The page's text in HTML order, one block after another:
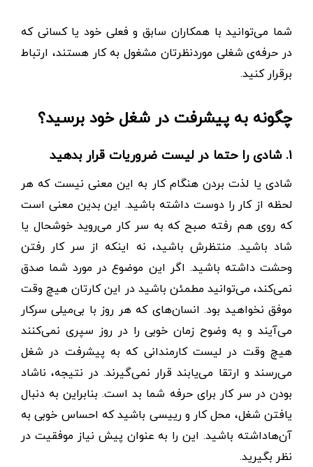
شما می‌توانید با همکاران سابق و فعلی خود یا کسانی که
در حرفه‌ی شغلی مورد‌نظرتان مشغول به‌ کار هستند، ارتباط
برقرار کنید.
چگونه به پیشرفت در شغل خود برسید؟
۱. شادی را حتما در لیست ضروریات قرار بدهید
شادی یا لذت بردن هنگام کار به این معنی نیست که هر
لحظه از کار را دوست داشته باشید. این بدین معنی است
که روی هم رفته صبح که به سر کار می‌روید خوشحال یا
شاد باشید. منتظرش باشید، نه اینکه از سر کار رفتن
وحشت داشته باشید. اگر این موضوع در مورد شما صدق
نمی‌کند، می‌توانید مطمئن باشید در این کارتان هیچ وقت
موفق نخواهید بود. انسان‌های که هر روز با بی‌میلی سرکار
می‌آیند و به وضوح زمان خوبی را در روز سپری نمی‌کنند
هیچ وقت در لیست کارمندانی که به پیشرفت در شغل
می‌رسند و ارتقا می‌یابند قرار نمی‌گیرند. در نتیجه، ناشاد
بودن در سر کار برای حرفه شما بد است. بنابراین به دنبال
یافتن شغل، محل کار و رییسی باشید که احساس خوبی به
آن‌هاداشته باشید. این را به عنوان پیش نیاز موفقیت در
نظر بگیرید.